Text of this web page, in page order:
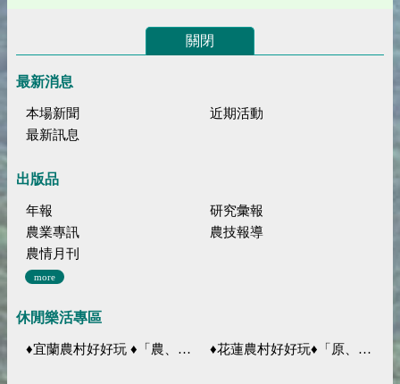
關閉
最新消息
本場新聞
近期活動
最新訊息
出版品
年報
研究彙報
農業專訊
農技報導
農情月刊
more
休閒樂活專區
♦宜蘭農村好好玩 ♦「農、藝、山、水」四條遊程推薦 ♦花蓮農村好好玩♦「原、生、慢、活」四條遊程推薦